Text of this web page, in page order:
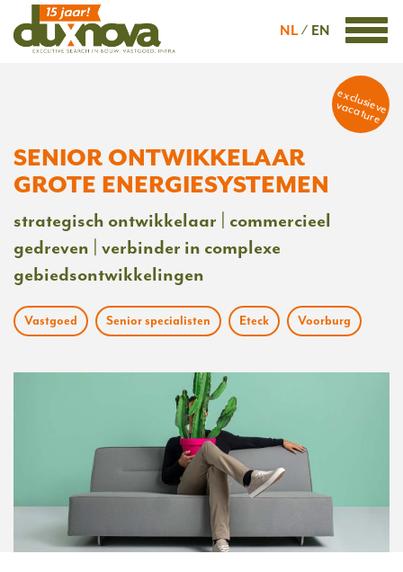
NL EN
exclusieve
vacature
SENIOR ONTWIKKELAAR
GROTE ENERGIESYSTEMEN
strategisch ontwikkelaar | commercieel
gedreven | verbinder in complexe
gebiedsontwikkelingen
Vastgoed Senior specialisten Eteck Voorburg